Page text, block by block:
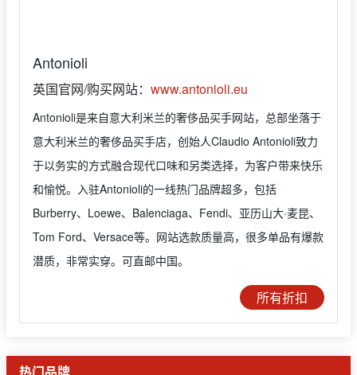
Antonioli
英国官网/购买网站： www.antonioli.eu
Antonioli是来自意大利米兰的奢侈品买手网站，总部坐落于
意大利米兰的奢侈品买手店，创始人Claudio Antonioli致力
于以务实的方式融合现代口味和另类选择，为客户带来快乐
和愉悦。入驻Antonioli的一线热门品牌超多，包括
Burberry、Loewe、Balenciaga、Fendi、亚历山大·麦昆、
Tom Ford、Versace等。网站选款质量高，很多单品有爆款
潜质，非常实穿。可直邮中国。
所有折扣